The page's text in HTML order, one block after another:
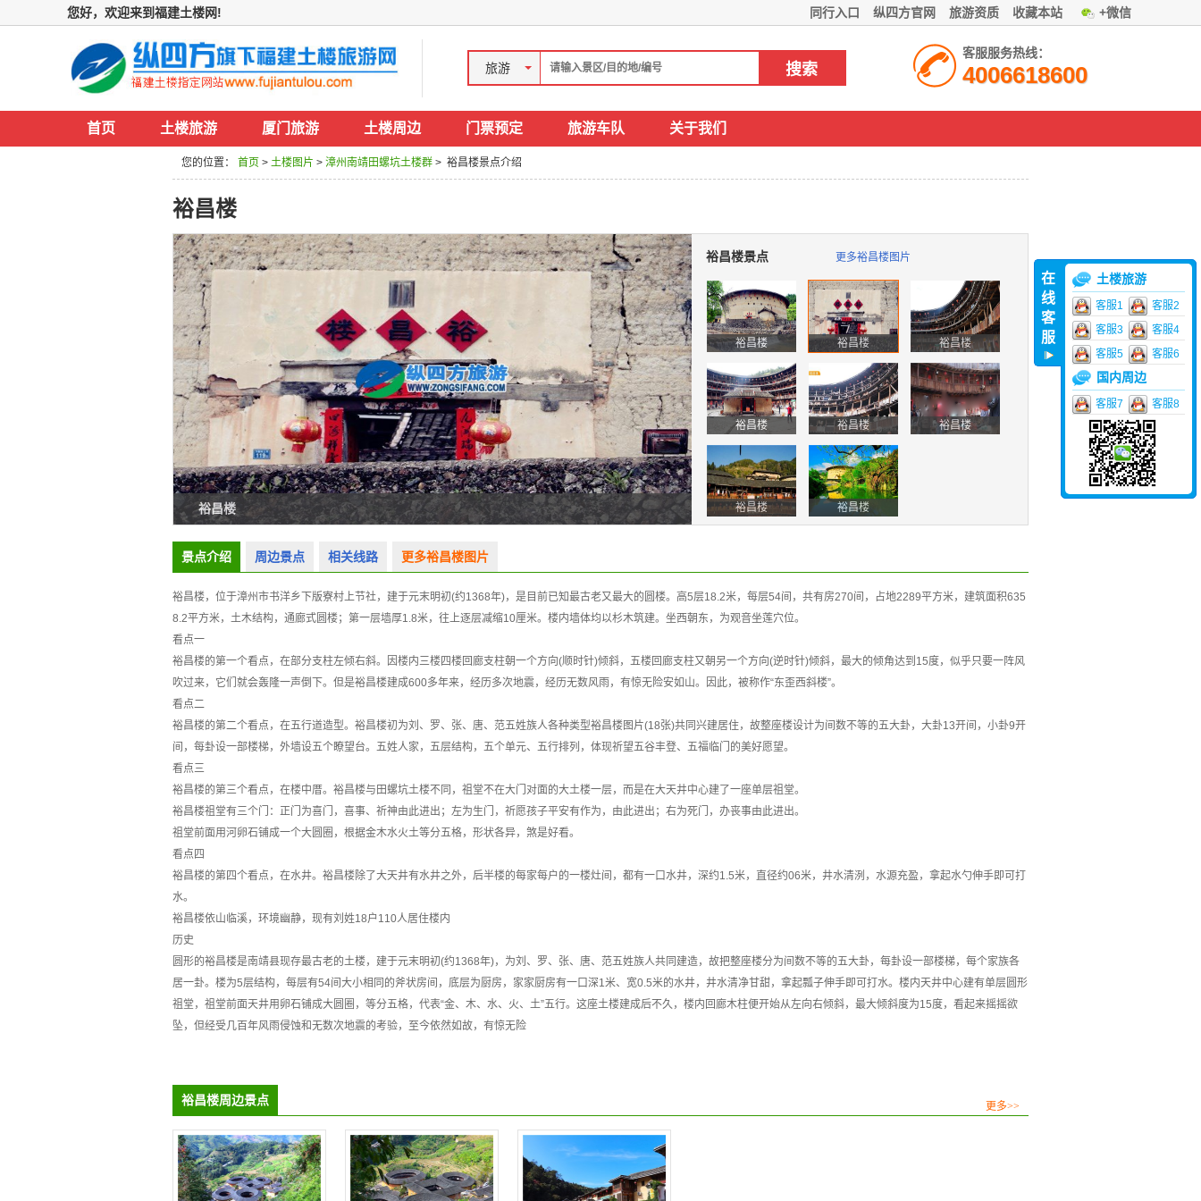
您好，欢迎来到福建土楼网! 同行入口 纵四方官网 旅游资质 收藏本站 +微信
旅游
客服服务热线：
4006618600
首页 土楼旅游 厦门旅游 土楼周边 门票预定 旅游车队 关于我们
您的位置： 首页 > 土楼图片 > 漳州南靖田螺坑土楼群 > 裕昌楼景点介绍
裕昌楼
裕昌楼
裕昌楼景点 更多裕昌楼图片
裕昌楼 裕昌楼 裕昌楼
裕昌楼 裕昌楼 裕昌楼
裕昌楼 裕昌楼
景点介绍 周边景点 相关线路 更多裕昌楼图片
裕昌楼，位于漳州市书洋乡下版寮村上节社，建于元末明初(约1368年)，是目前已知最古老又最大的圆楼。高5层18.2米，每层54间，共有房270间，占地2289平方米，建筑面积635
8.2平方米，土木结构，通廊式圆楼；第一层墙厚1.8米，往上逐层减缩10厘米。楼内墙体均以杉木筑建。坐西朝东，为观音坐莲穴位。
看点一
裕昌楼的第一个看点，在部分支柱左倾右斜。因楼内三楼四楼回廊支柱朝一个方向(顺时针)倾斜，五楼回廊支柱又朝另一个方向(逆时针)倾斜，最大的倾角达到15度，似乎只要一阵风
吹过来，它们就会轰隆一声倒下。但是裕昌楼建成600多年来，经历多次地震，经历无数风雨，有惊无险安如山。因此，被称作“东歪西斜楼”。
看点二
裕昌楼的第二个看点，在五行道造型。裕昌楼初为刘、罗、张、唐、范五姓族人各种类型裕昌楼图片(18张)共同兴建居住，故整座楼设计为间数不等的五大卦，大卦13开间，小卦9开
间，每卦设一部楼梯，外墙设五个瞭望台。五姓人家，五层结构，五个单元、五行排列，体现祈望五谷丰登、五福临门的美好愿望。
看点三
裕昌楼的第三个看点，在楼中厝。裕昌楼与田螺坑土楼不同，祖堂不在大门对面的大土楼一层，而是在大天井中心建了一座单层祖堂。
裕昌楼祖堂有三个门：正门为喜门，喜事、祈神由此进出；左为生门，祈愿孩子平安有作为，由此进出；右为死门，办丧事由此进出。
祖堂前面用河卵石铺成一个大圆圈，根据金木水火土等分五格，形状各异，煞是好看。
看点四
裕昌楼的第四个看点，在水井。裕昌楼除了大天井有水井之外，后半楼的每家每户的一楼灶间，都有一口水井，深约1.5米，直径约06米，井水清洌，水源充盈，拿起水勺伸手即可打
水。
裕昌楼依山临溪，环境幽静，现有刘姓18户110人居住楼内
历史
圆形的裕昌楼是南靖县现存最古老的土楼，建于元末明初(约1368年)，为刘、罗、张、唐、范五姓族人共同建造，故把整座楼分为间数不等的五大卦，每卦设一部楼梯，每个家族各
居一卦。楼为5层结构，每层有54间大小相同的斧状房间，底层为厨房，家家厨房有一口深1米、宽0.5米的水井，井水清净甘甜，拿起瓢子伸手即可打水。楼内天井中心建有单层圆形
祖堂，祖堂前面天井用卵石铺成大圆圈，等分五格，代表“金、木、水、火、土”五行。这座土楼建成后不久，楼内回廊木柱便开始从左向右倾斜，最大倾斜度为15度，看起来摇摇欲
坠，但经受几百年风雨侵蚀和无数次地震的考验，至今依然如故，有惊无险
裕昌楼周边景点 更多>>
土楼旅游
客服1
客服2
客服3
客服4
客服5
客服6
国内周边
客服7 客服8
在
线
客
服